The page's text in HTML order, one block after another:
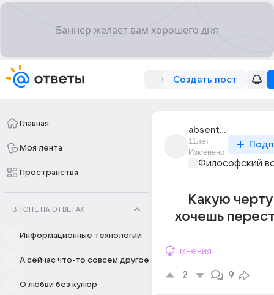
Создать пост
Главная
Моя лента
Пространства
В ТОПЕ НА ОТВЕТАХ
Информационные технологии
А сейчас что-то совсем другое
О любви без купюр
absentis_1
11лет
Изменено
Философский
Какую
хочешь
мнения
2 9